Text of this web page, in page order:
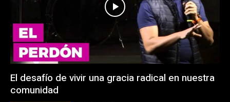
El desafío de vivir una gracia radical en nuestra
comunidad